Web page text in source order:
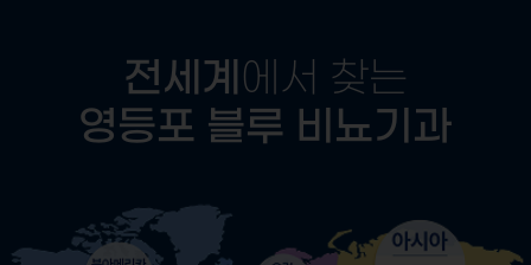
전세계 에서 찾는
영등포 블루 비뇨기과